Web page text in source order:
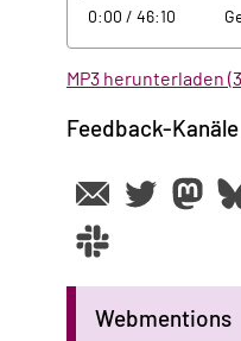
0:00 / 46:10
MP3 herunterladen
Feedback-Kanäle
Webmentions